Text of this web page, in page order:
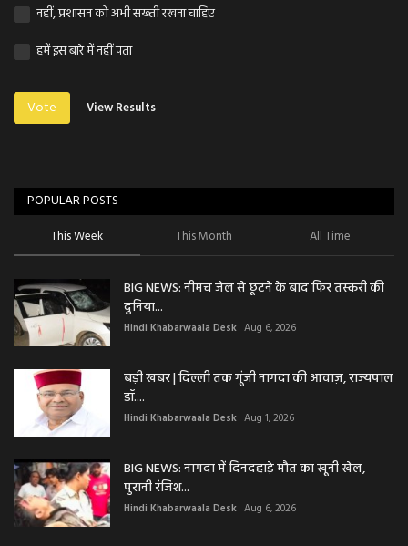
नहीं, प्रशासन को अभी सख्ती रखना चाहिए
हमें इस बारे में नहीं पता
Vote View Results
POPULAR POSTS
This Week This Month All Time
BIG NEWS: नीमच जेल से छूटने के बाद फिर तस्करी की
दुनिया...
Hindi Khabarwaala Desk Aug 6, 2026
बड़ी खबर | दिल्ली तक गूंजी नागदा की आवाज़, राज्यपाल
डॉ....
Hindi Khabarwaala Desk Aug 1, 2026
BIG NEWS: नागदा में दिनदहाड़े मौत का खूनी खेल,
पुरानी रंजिश...
Hindi Khabarwaala Desk Aug 6, 2026